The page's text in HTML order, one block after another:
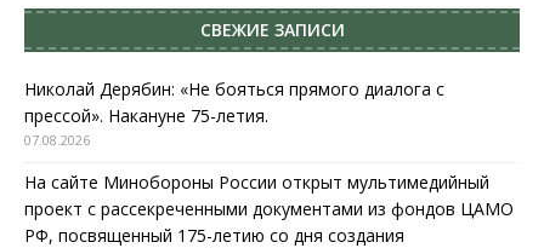
СВЕЖИЕ ЗАПИСИ
Николай Дерябин: «Не бояться прямого диалога с
прессой». Накануне 75-летия.
07.08.2026
На сайте Минобороны России открыт мультимедийный
проект с рассекреченными документами из фондов ЦАМО
РФ, посвященный 175-летию со дня создания